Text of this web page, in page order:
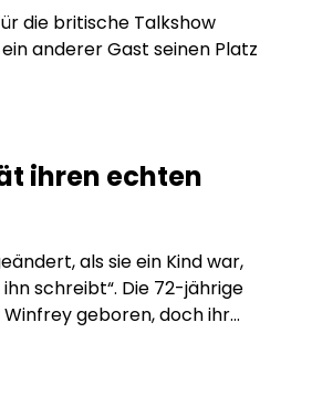
die britische Talkshow
anderer Gast seinen Platz
ihren echten
als sie ein Kind war,
schreibt“. Die 72-jährige
geboren, doch ihr